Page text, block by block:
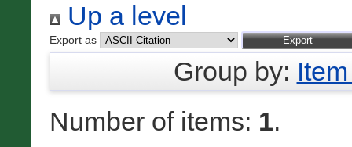
Up a level
Export as
Group by:
Number of items: 1.